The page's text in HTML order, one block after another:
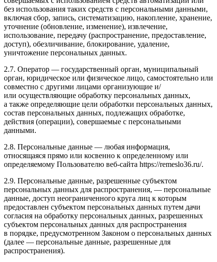
без использования таких средств с персональными данными,
включая сбор, запись, систематизацию, накопление, хранение,
уточнение (обновление, изменение), извлечение,
использование, передачу (распространение, предоставление,
доступ), обезличивание, блокирование, удаление,
уничтожение персональных данных.
2.7. Оператор — государственный орган, муниципальный
орган, юридическое или физическое лицо, самостоятельно или
совместно с другими лицами организующие и/
или осуществляющие обработку персональных данных,
а также определяющие цели обработки персональных данных,
состав персональных данных, подлежащих обработке,
действия (операции), совершаемые с персональными
данными.
2.8. Персональные данные — любая информация,
относящаяся прямо или косвенно к определенному или
определяемому Пользователю веб-сайта https://remeslo36.ru/.
2.9. Персональные данные, разрешенные субъектом
персональных данных для распространения, — персональные
данные, доступ неограниченного круга лиц к которым
предоставлен субъектом персональных данных путем дачи
согласия на обработку персональных данных, разрешенных
субъектом персональных данных для распространения
в порядке, предусмотренном Законом о персональных данных
(далее — персональные данные, разрешенные для
распространения).